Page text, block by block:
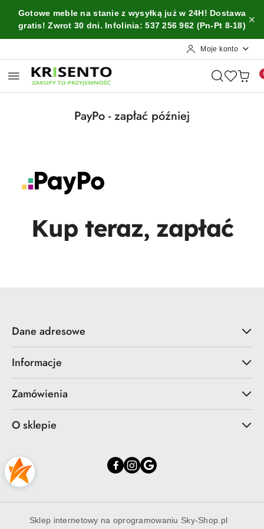
Przejdź do treści głównej
Przejdź do wyszukiwarki
Przejdź do moje konto
Przejdź do menu głównego
Przejdź do stopki
Gotowe meble na stanie z wysyłką już w 24H! Dostawa
gratis! Zwrot 30 dni. Infolinia: 537 256 962 (Pn-Pt 8-18)
Moje konto
PayPo - zapłać później
Dane adresowe
Informacje
Zamówienia
O sklepie
Sklep internetowy na oprogramowaniu Sky-Shop.pl